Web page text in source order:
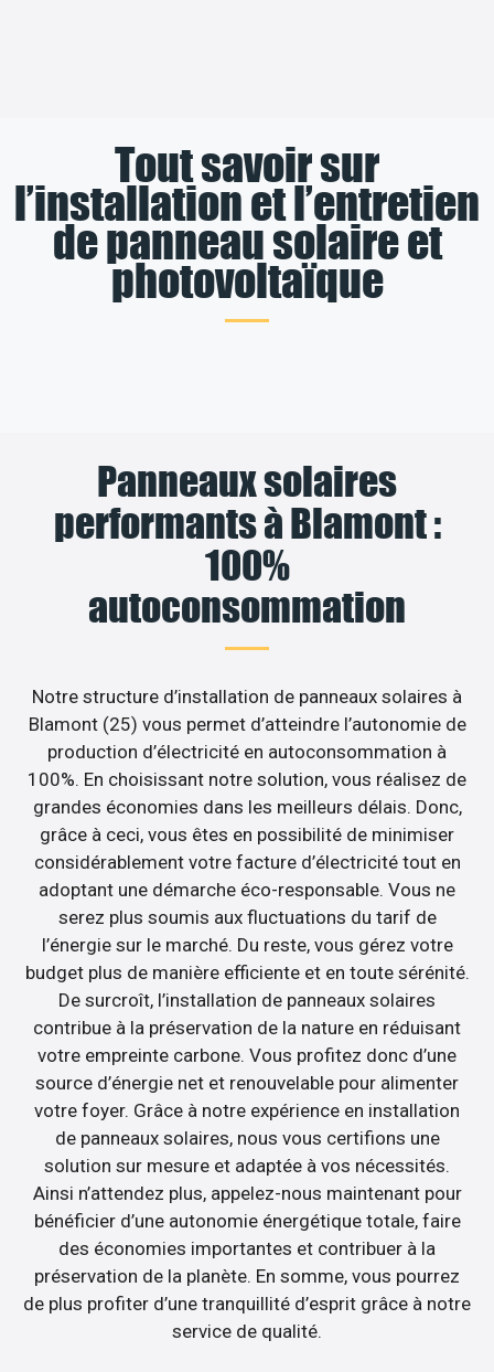
Tout savoir sur
l’installation et l’entretien
de panneau solaire et
photovoltaïque
Panneaux solaires
performants à Blamont :
100%
autoconsommation
Notre structure d’installation de panneaux solaires à
Blamont (25) vous permet d’atteindre l’autonomie de
production d’électricité en autoconsommation à
100%. En choisissant notre solution, vous réalisez de
grandes économies dans les meilleurs délais. Donc,
grâce à ceci, vous êtes en possibilité de minimiser
considérablement votre facture d’électricité tout en
adoptant une démarche éco-responsable. Vous ne
serez plus soumis aux fluctuations du tarif de
l’énergie sur le marché. Du reste, vous gérez votre
budget plus de manière efficiente et en toute sérénité.
De surcroît, l’installation de panneaux solaires
contribue à la préservation de la nature en réduisant
votre empreinte carbone. Vous profitez donc d’une
source d’énergie net et renouvelable pour alimenter
votre foyer. Grâce à notre expérience en installation
de panneaux solaires, nous vous certifions une
solution sur mesure et adaptée à vos nécessités.
Ainsi n’attendez plus, appelez-nous maintenant pour
bénéficier d’une autonomie énergétique totale, faire
des économies importantes et contribuer à la
préservation de la planète. En somme, vous pourrez
de plus profiter d’une tranquillité d’esprit grâce à notre
service de qualité.